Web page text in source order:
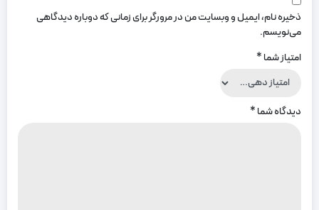
ذخیره نام، ایمیل و وبسایت من در مرورگر برای زمانی که دوباره دیدگاهی
می‌نویسم.
امتیاز شما*
دیدگاه شما*